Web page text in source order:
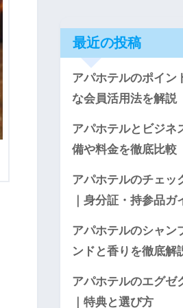
最近の投稿
アパホテルのポイン
な会員活用法を解説
アパホテルとビジネ
備や料金を徹底比較
アパホテルのチェッ
｜身分証・持参品ガ
アパホテルのシャン
ンドと香りを徹底解
アパホテルのエグゼ
｜特典と選び方